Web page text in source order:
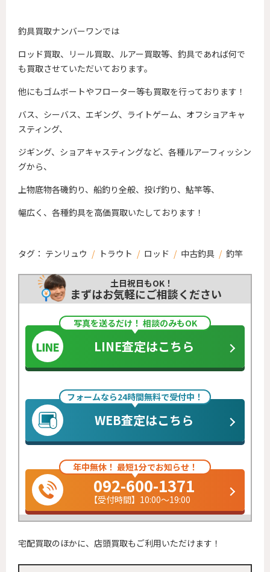
釣具買取ナンバーワンでは
ロッド買取、リール買取、ルアー買取等、釣具であれば何で
も買取させていただいております。
他にもゴムボートやフローター等も買取を行っております！
バス、シーバス、エギング、ライトゲーム、オフショアキャ
スティング、
ジギング、ショアキャスティングなど、各種ルアーフィッシン
グから、
上物底物各磯釣り、船釣り全般、投げ釣り、鮎竿等、
幅広く、各種釣具を高価買取いたしております！
タグ： テンリュウ / トラウト / ロッド / 中古釣具 / 釣竿
土日祝日もOK！
まずはお気軽にご相談ください
写真を送るだけ！ 相談のみもOK
LINE査定はこちら
フォームなら24時間無料で受付中！
WEB査定はこちら
年中無休！ 最短1分でお知らせ！
092-600-1371
【受付時間】10:00～19:00
宅配買取のほかに、店頭買取もご利用いただけます！